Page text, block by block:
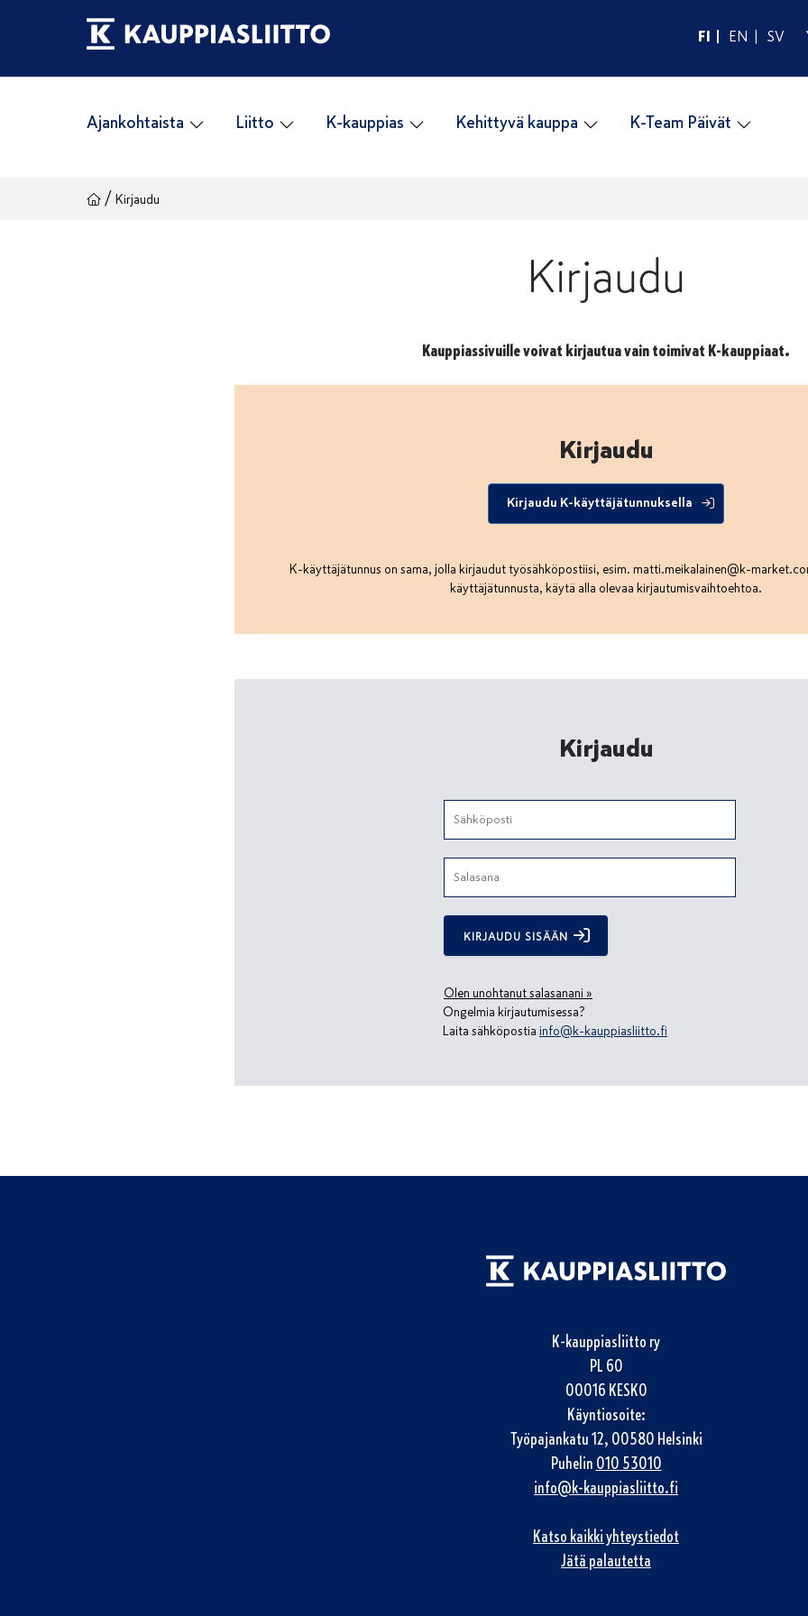
FI EN SV
Ajankohtaista Liitto K-kauppias Kehittyvä kauppa K-Team Päivät
/ Kirjaudu
Kirjaudu
Kauppiassivuille voivat kirjautua vain toimivat K-kauppiaat.
Kirjaudu
Kirjaudu K-käyttäjätunnuksella
K-käyttäjätunnus on sama, jolla kirjaudut työsähköpostiisi, esim. matti.meikalainen@k-
käyttäjätunnusta, käytä alla olevaa kirjautumisvaihtoehtoa.
Kirjaudu
KIRJAUDU SISÄÄN
Olen unohtanut salasanani »
Ongelmia kirjautumisessa?
Laita sähköpostia info@k-kauppiasliitto.fi
K-kauppiasliitto ry
PL 60
00016 KESKO
Käyntiosoite:
Työpajankatu 12, 00580 Helsinki
Puhelin 010 53010
info@k-kauppiasliitto.fi
Katso kaikki yhteystiedot
Jätä palautetta